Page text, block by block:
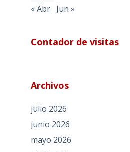
« Abr Jun »
Contador de visitas
Archivos
julio 2026
junio 2026
mayo 2026